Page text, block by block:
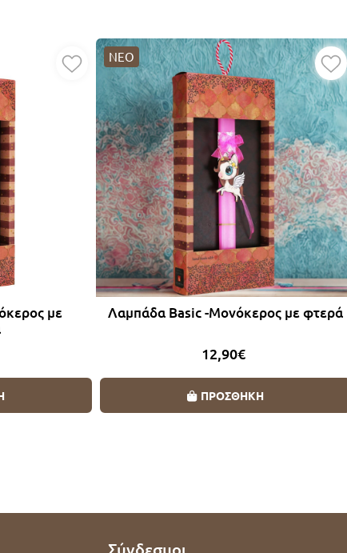
με
ΝΕΟ
Λαμπάδα Basic -Μονόκερος με φτερά
12,90€
ΠΡΟΣΘΗΚΗ